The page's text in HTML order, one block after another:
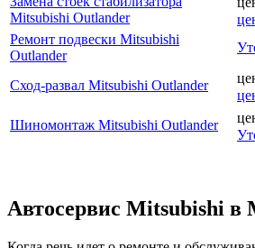
Mitsubishi Outlander
Ремонт подвески Mitsubishi
Outlander
Сход-развал Mitsubishi Outlander
Шиномонтаж Mitsubishi Outlander
Автосервис Mitsubishi в